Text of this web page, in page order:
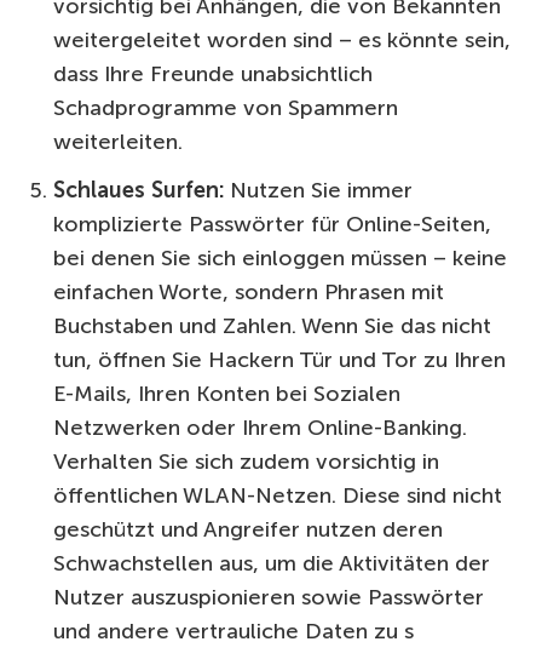
vorsichtig bei Anhängen, die von Bekannten
weitergeleitet worden sind – es könnte sein,
dass Ihre Freunde unabsichtlich
Schadprogramme von Spammern
weiterleiten.
Schlaues Surfen: Nutzen Sie immer
komplizierte Passwörter für Online-Seiten,
bei denen Sie sich einloggen müssen – keine
einfachen Worte, sondern Phrasen mit
Buchstaben und Zahlen. Wenn Sie das nicht
tun, öffnen Sie Hackern Tür und Tor zu Ihren
E-Mails, Ihren Konten bei Sozialen
Netzwerken oder Ihrem Online-Banking.
Verhalten Sie sich zudem vorsichtig in
öffentlichen WLAN-Netzen. Diese sind nicht
geschützt und Angreifer nutzen deren
Schwachstellen aus, um die Aktivitäten der
Nutzer auszuspionieren sowie Passwörter
und andere vertrauliche Daten zu s